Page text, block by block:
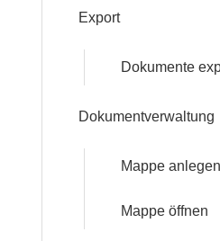
Export
Dokumente
Dokumentverwaltung
Mappe
Mappe öffnen